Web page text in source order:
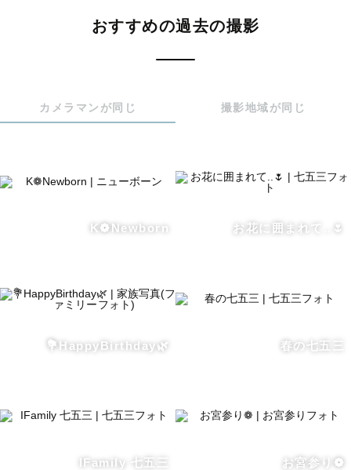
おすすめの過去の撮影
カメラマンが同じ 撮影地域が同じ
K❁Newborn お花に囲まれて..🌷
💐HappyBirthday🌿 春の七五三
IFamily 七五三 お宮参り❁